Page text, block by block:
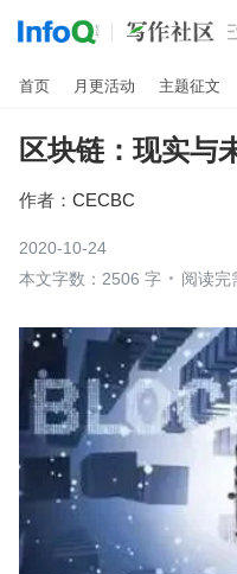
首页 月更活动 主题征文
区块链：现实与
作者： CECBC
2020-10-24
本文字数：2506 字
阅读完